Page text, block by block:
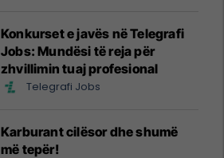
Konkurset e javës në Telegrafi
Jobs: Mundësi të reja për
zhvillimin tuaj profesional
Telegrafi Jobs
Karburant cilësor dhe shumë
më tepër!